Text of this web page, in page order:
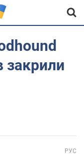
закрили
РУС